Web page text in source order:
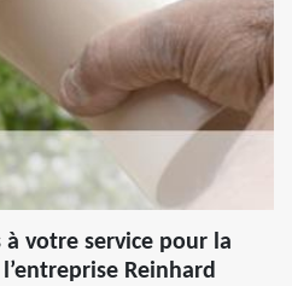
à votre service pour la
Reinhard